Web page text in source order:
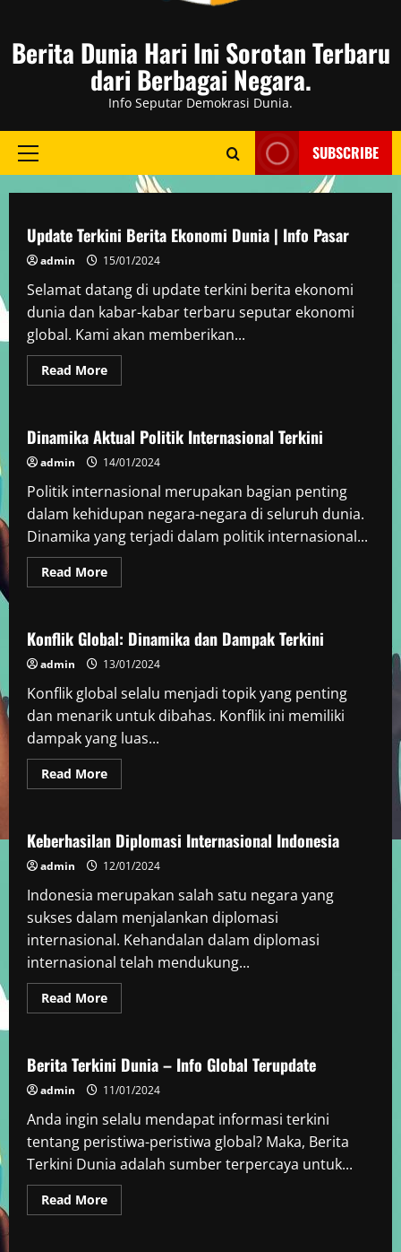
Berita Dunia Hari Ini Sorotan Terbaru
dari Berbagai Negara.
Info Seputar Demokrasi Dunia.
Primary
SUBSCRIBE
Update Terkini Berita Ekonomi Dunia | Info Pasar
admin 15/01/2024
Selamat datang di update terkini berita ekonomi
dunia dan kabar-kabar terbaru seputar ekonomi
global. Kami akan memberikan...
Read MoreRead
more
Berita
Ekonomi
Dunia
|
Info
Pasar
Berita Dunia
Dinamika Aktual Politik Internasional Terkini
admin 14/01/2024
Politik internasional merupakan bagian penting
dalam kehidupan negara-negara di seluruh dunia.
Dinamika yang terjadi dalam politik internasional...
Read MoreRead
more
Politik
Internasional
Terkini
Berita Dunia
Konflik Global: Dinamika dan Dampak Terkini
admin 13/01/2024
Konflik global selalu menjadi topik yang penting
dan menarik untuk dibahas. Konflik ini memiliki
dampak yang luas...
Read MoreRead
more
Dinamika
dan
Dampak
Terkini
Berita Dunia
Keberhasilan Diplomasi Internasional Indonesia
admin 12/01/2024
Indonesia merupakan salah satu negara yang
sukses dalam menjalankan diplomasi
internasional. Kehandalan dalam diplomasi
internasional telah mendukung...
Read MoreRead
more
Internasional
Indonesia
Berita Dunia
Berita Terkini Dunia – Info Global Terupdate
admin 11/01/2024
Anda ingin selalu mendapat informasi terkini
tentang peristiwa-peristiwa global? Maka, Berita
Terkini Dunia adalah sumber terpercaya untuk...
Read MoreRead
more
Berita Dunia